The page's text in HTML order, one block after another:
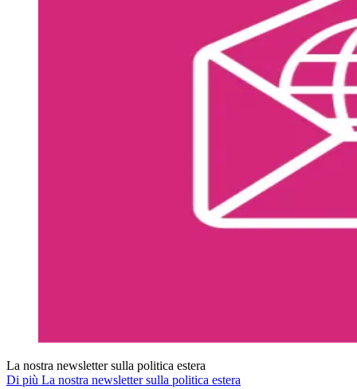
La nostra newsletter sulla politica estera
Di più La nostra newsletter sulla politica estera